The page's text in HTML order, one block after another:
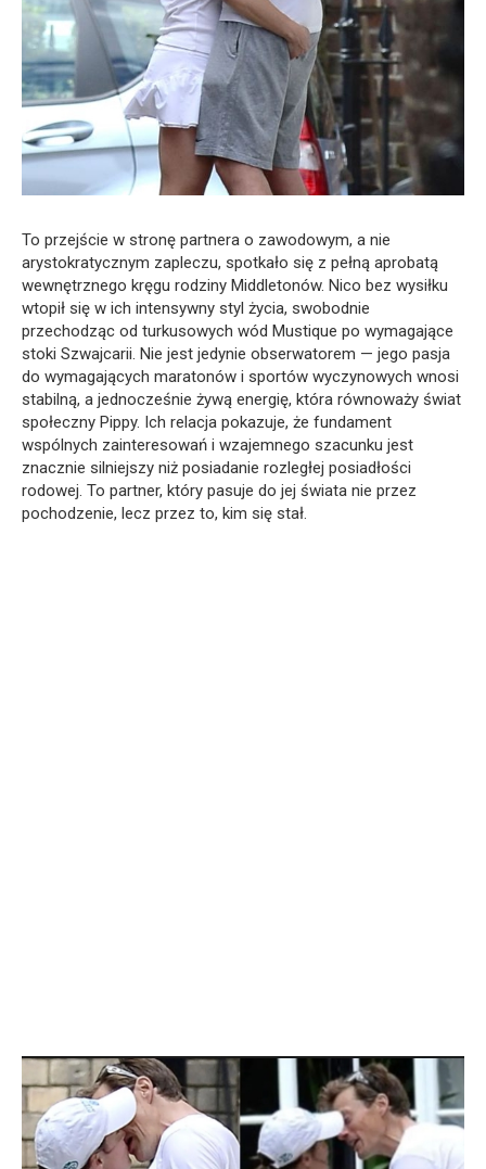
To przejście w stronę partnera o zawodowym, a nie
arystokratycznym zapleczu, spotkało się z pełną aprobatą
wewnętrznego kręgu rodziny Middletonów. Nico bez wysiłku
wtopił się w ich intensywny styl życia, swobodnie
przechodząc od turkusowych wód Mustique po wymagające
stoki Szwajcarii. Nie jest jedynie obserwatorem — jego pasja
do wymagających maratonów i sportów wyczynowych wnosi
stabilną, a jednocześnie żywą energię, która równoważy świat
społeczny Pippy. Ich relacja pokazuje, że fundament
wspólnych zainteresowań i wzajemnego szacunku jest
znacznie silniejszy niż posiadanie rozległej posiadłości
rodowej. To partner, który pasuje do jej świata nie przez
pochodzenie, lecz przez to, kim się stał.